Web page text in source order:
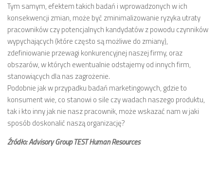
Tym samym, efektem takich badań i wprowadzonych w ich
konsekwencji zmian, może być zminimalizowanie ryzyka utraty
pracowników czy potencjalnych kandydatów z powodu czynników
wypychających (które często są możliwe do zmiany),
zdefiniowanie przewagi konkurencyjnej naszej firmy, oraz
obszarów, w których ewentualnie odstajemy od innych firm,
stanowiących dla nas zagrożenie.
Podobnie jak w przypadku badań marketingowych, gdzie to
konsument wie, co stanowi o sile czy wadach naszego produktu,
tak i kto inny jak nie nasz pracownik, może wskazać nam w jaki
sposób doskonalić naszą organizację?
Źródło: Advisory Group TEST Human Resources